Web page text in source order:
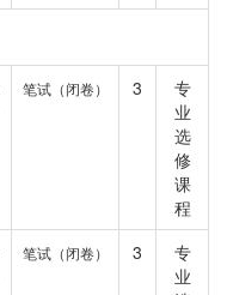
笔试（闭卷） 3
专
业
选
修
课
程
笔试（闭卷） 3
专
业